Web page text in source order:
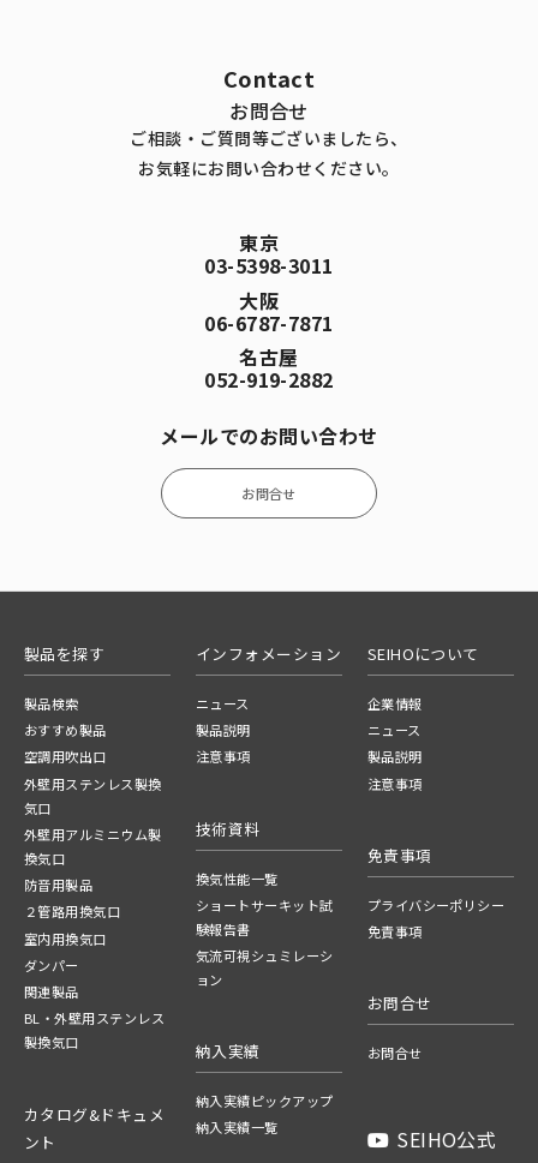
Contact
お問合せ
ご相談・ご質問等ございましたら、
お気軽にお問い合わせください。
東京
03-5398-3011
大阪
06-6787-7871
名古屋
052-919-2882
メールでのお問い合わせ
お問合せ
製品を探す
製品検索
おすすめ製品
空調用吹出口
外壁用ステンレス製換
気口
外壁用アルミニウム製
換気口
防音用製品
２管路用換気口
室内用換気口
ダンパー
関連製品
BL・外壁用ステンレス
製換気口
カタログ&ドキュメ
ント
インフォメーション
ニュース
製品説明
注意事項
技術資料
換気性能一覧
ショートサーキット試
験報告書
気流可視シュミレーシ
ョン
納入実績
納入実績ピックアップ
納入実績一覧
SEIHOについて
企業情報
ニュース
製品説明
注意事項
免責事項
プライバシーポリシー
免責事項
お問合せ
お問合せ
SEIHO公式